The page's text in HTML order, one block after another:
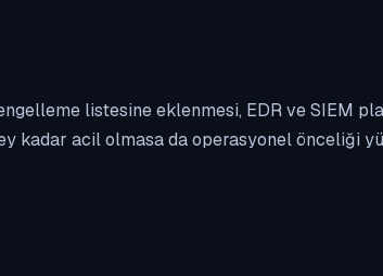
listesine eklenmesi, EDR ve SIEM
acil olmasa da operasyonel önceliği